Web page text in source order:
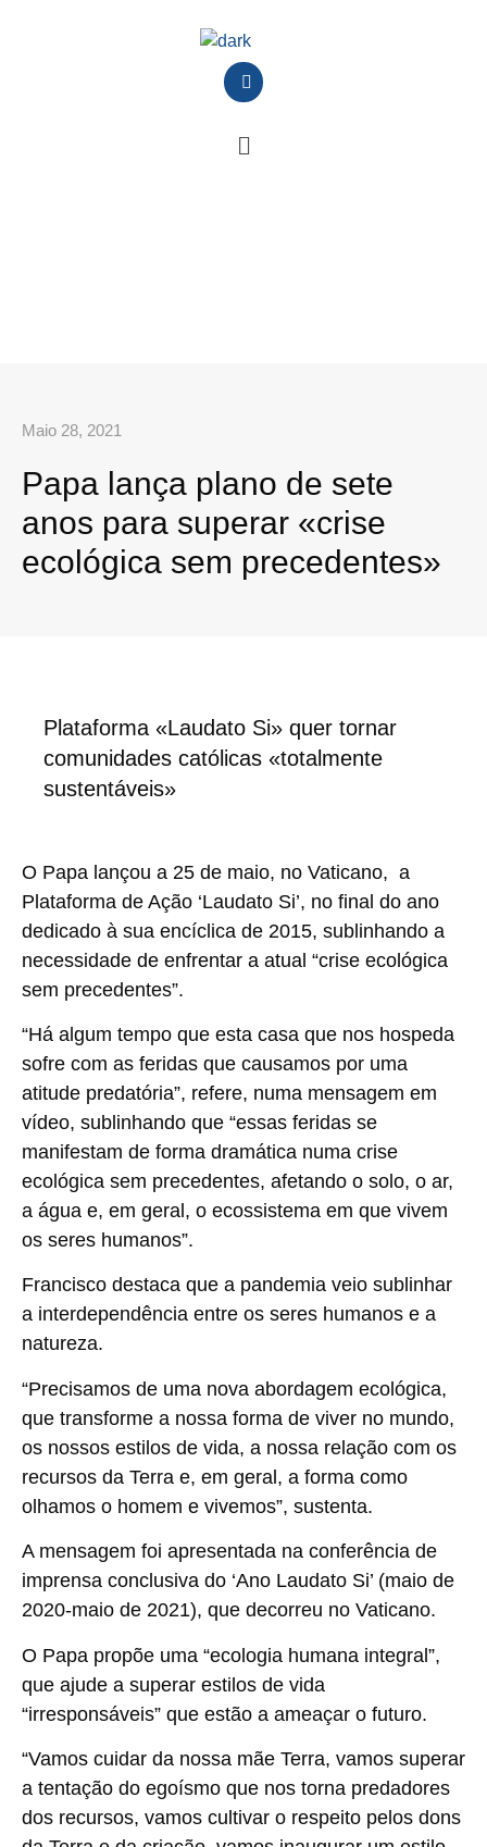
Maio 28, 2021
Papa lança plano de sete
anos para superar «crise
ecológica sem precedentes»
Plataforma «Laudato Si» quer tornar
comunidades católicas «totalmente
sustentáveis»
O Papa lançou a 25 de maio, no Vaticano, a
Plataforma de Ação ‘Laudato Si’, no final do ano
dedicado à sua encíclica de 2015, sublinhando a
necessidade de enfrentar a atual “crise ecológica
sem precedentes”.
“Há algum tempo que esta casa que nos hospeda
sofre com as feridas que causamos por uma
atitude predatória”, refere, numa mensagem em
vídeo, sublinhando que “essas feridas se
manifestam de forma dramática numa crise
ecológica sem precedentes, afetando o solo, o ar,
a água e, em geral, o ecossistema em que vivem
os seres humanos”.
Francisco destaca que a pandemia veio sublinhar
a interdependência entre os seres humanos e a
natureza.
“Precisamos de uma nova abordagem ecológica,
que transforme a nossa forma de viver no mundo,
os nossos estilos de vida, a nossa relação com os
recursos da Terra e, em geral, a forma como
olhamos o homem e vivemos”, sustenta.
A mensagem foi apresentada na conferência de
imprensa conclusiva do ‘Ano Laudato Si’ (maio de
2020-maio de 2021), que decorreu no Vaticano.
O Papa propõe uma “ecologia humana integral”,
que ajude a superar estilos de vida
“irresponsáveis” que estão a ameaçar o futuro.
“Vamos cuidar da nossa mãe Terra, vamos superar
a tentação do egoísmo que nos torna predadores
dos recursos, vamos cultivar o respeito pelos dons